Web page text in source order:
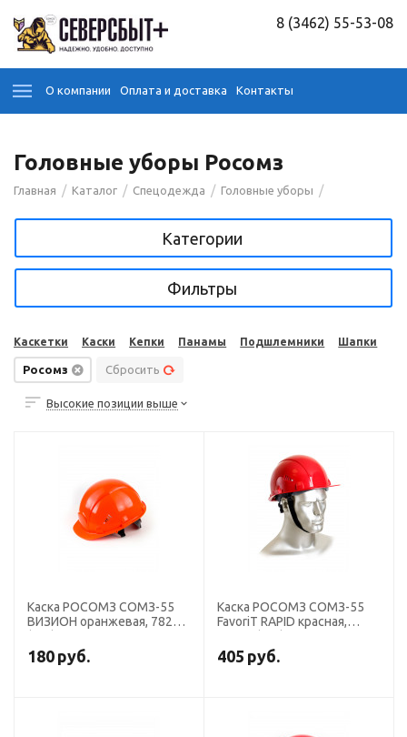
8 (3462) 55-53-08
О компании Оплата и доставка Контакты
Головные уборы Росомз
Главная / Каталог / Спецодежда / Головные уборы /
Категории
Фильтры
Каскетки Каски Кепки Панамы Подшлемники Шапки
Росомз Сбросить
Высокие позиции выше
Каска РОСОМЗ СОМЗ-55
ВИЗИОН оранжевая, 78214
180 руб.
Каска РОСОМЗ СОМЗ-55
FavoriT RAPID красная,
405 руб.